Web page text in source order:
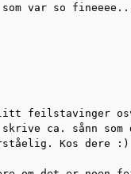
var so
feilstavinger
skrive ca. sånn
Kos dere :)